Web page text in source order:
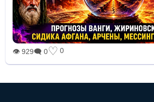
👁 929🗨 0♡ 0